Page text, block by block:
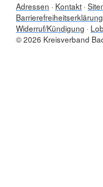
Adressen Kontakt
Barrierefreiheitserklärung
Widerruf/Kündigung
© 2026 Kreisverband